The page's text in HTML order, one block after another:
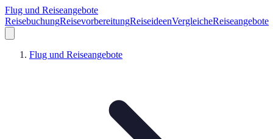
Flug und Reiseangebote
ReisebuchungReisevorbereitungReiseideenVergleicheReiseangebote
Flug und Reiseangebote